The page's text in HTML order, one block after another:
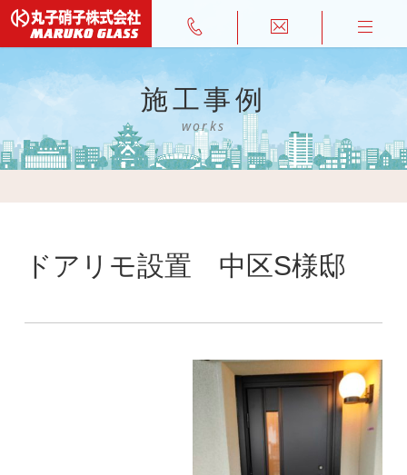
施工事例
works
ドアリモ設置 中区S様邸